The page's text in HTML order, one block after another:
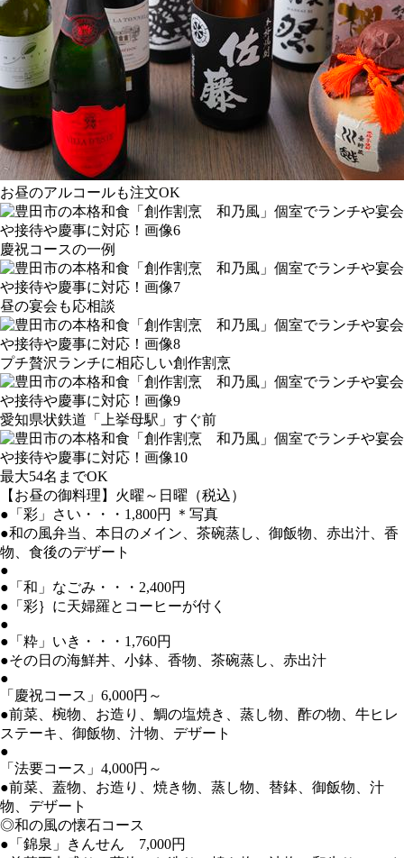
お昼のアルコールも注文OK
慶祝コースの一例
昼の宴会も応相談
プチ贅沢ランチに相応しい創作割烹
愛知県状鉄道「上挙母駅」すぐ前
最大54名までOK
【お昼の御料理】火曜～日曜（税込）
●「彩」さい・・・1,800円 ＊写真
●和の風弁当、本日のメイン、茶碗蒸し、御飯物、赤出汁、香
物、食後のデザート
●
●「和」なごみ・・・2,400円
●「彩｝に天婦羅とコーヒーが付く
●
●「粋」いき・・・1,760円
●その日の海鮮丼、小鉢、香物、茶碗蒸し、赤出汁
●
「慶祝コース」6,000円～
●前菜、椀物、お造り、鯛の塩焼き、蒸し物、酢の物、牛ヒレ
ステーキ、御飯物、汁物、デザート
●
「法要コース」4,000円～
●前菜、蓋物、お造り、焼き物、蒸し物、替鉢、御飯物、汁
物、デザート
◎和の風の懐石コース
●「錦泉」きんせん 7,000円